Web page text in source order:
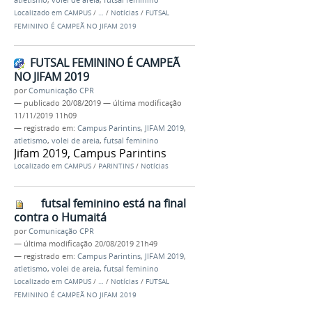
Localizado em CAMPUS / / Notícias / FUTSAL
FEMININO É CAMPEÃ NO JIFAM 2019
FUTSAL FEMININO É CAMPEÃ
NO JIFAM 2019
porComunicação CPR
— publicado 20/08/2019 — última modificação
11/11/2019 11h09
— registrado em: Campus Parintins, JIFAM 2019,
atletismo, volei de areia, futsal feminino
Jifam 2019, Campus Parintins
Localizado em CAMPUS / PARINTINS / Notícias
futsal feminino está na final
contra o Humaitá
porComunicação CPR
— última modificação 20/08/2019 21h49
— registrado em: Campus Parintins, JIFAM 2019,
atletismo, volei de areia, futsal feminino
Localizado em CAMPUS / … / Notícias / FUTSAL
FEMININO É CAMPEÃ NO JIFAM 2019